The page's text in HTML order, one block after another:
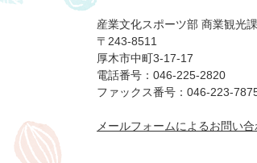
産業文化スポーツ部 商業観光
〒243-8511
厚木市中町3-17-17
電話番号：046-225-2820
ファックス番号：046-223-
メールフォームによるお問い